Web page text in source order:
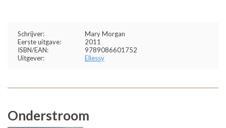
Schrijver:
Mary Morgan
Eerste uitgave:
2011
ISBN/EAN:
9789086601752
Uitgever:
Ellessy
Onderstroom